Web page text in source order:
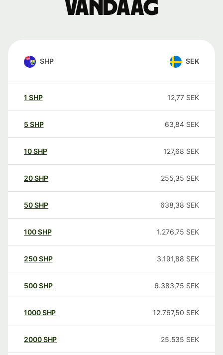
vandaag
SHP SEK
1 SHP 12,77 SEK
5 SHP 63,84 SEK
10SHP 127,68 SEK
20SHP 255,35 SEK
50SHP 638,38 SEK
100SHP 1.276,75 SEK
250SHP 3.191,88 SEK
500SHP 6.383,75 SEK
1000SHP 12.767,50 SEK
2000SHP 25.535 SEK